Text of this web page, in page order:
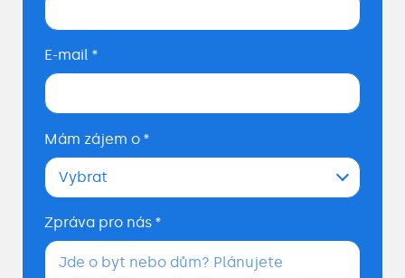
E-mail *
Mám zájem o *
Vybrat
Zpráva pro nás *